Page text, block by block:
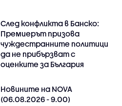
След конфликта в Банско:
Премиерът призова
чуждестранните политици
да не прибързват с
оценките за България
Новините на NOVA
(06.08.2026 - 9.00)